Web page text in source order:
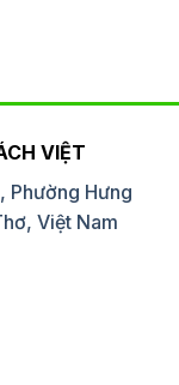
VIỆT
Phường Hưng
Việt Nam